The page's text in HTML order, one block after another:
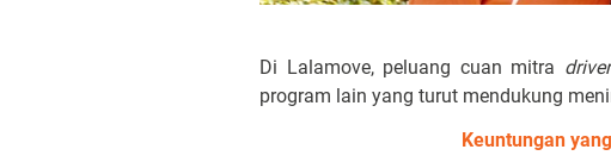
Di Lalamove, peluang cuan mitra driver
program lain yang turut mendukung
Keuntungan